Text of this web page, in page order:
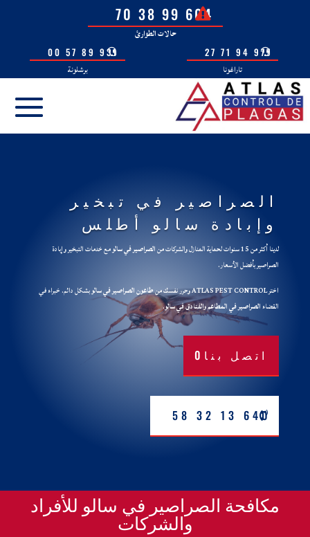
604 99 38 70
حالات الطوارئ
931 89 57 00
برشلونة
977 94 71 27
تاراغونا
الصراصير في تبخير
وإبادة سالو أطلس
لدينا أكثر من 15 سنوات لحماية المنازل والشركات من الصراصير في سالومع خدمات التبخير وإبادة
الصراصير بأفضل الأسعار.
اختر ATLAS PEST CONTROL وحرر نفسك من
طاعون الصراصير في سالوبشكل دائم. خبراء في
القضاءالصراصير في المطاعم والفنادق في سالو.
اتصل بنا0
640 13 32 58
مكافحة الصراصير في سالو للأفراد
والشركات